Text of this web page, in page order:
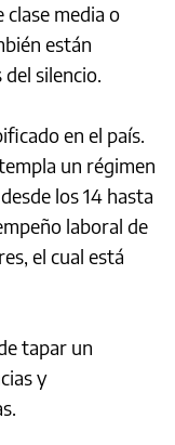
clase media o
están
silencio.
en el país.
un régimen
los 14 hasta
laboral de
el cual está
tapar un
y